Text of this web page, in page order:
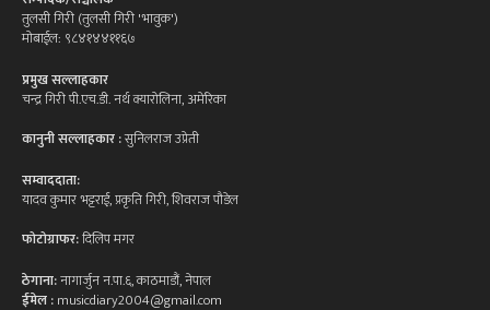
तुलसी गिरी (तुलसी गिरी 'भावुक')
मोबाईल: ९८४१४४११६७
प्रमुख सल्लाहकार
चन्द्र गिरी पी.एच.डी. नर्थ क्यारोलिना, अमेरिका
कानुनी सल्लाहकार :सुनिलराज उप्रेती
सम्वाददाता:
यादव कुमार भट्टराई, प्रकृति गिरी, शिवराज पौडेल
फोटोग्राफर:दिलिप मगर
ठेगाना:नागार्जुन न.पा.६, काठमाडौं, नेपाल
ईमेल :musicdiary2004@gmail.com